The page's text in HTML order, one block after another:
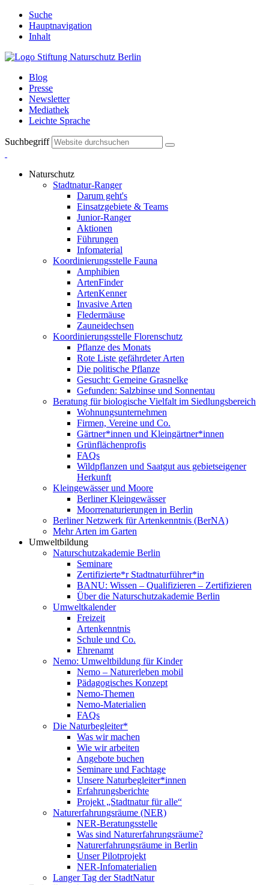
Suche
Hauptnavigation
Inhalt
Blog
Presse
Newsletter
Mediathek
Leichte Sprache
Suchbegriff
Naturschutz
Stadtnatur-Ranger
Darum geht's
Einsatzgebiete & Teams
Junior-Ranger
Aktionen
Führungen
Infomaterial
Koordinierungsstelle Fauna
Amphibien
ArtenFinder
ArtenKenner
Invasive Arten
Fledermäuse
Zauneidechsen
Koordinierungsstelle Florenschutz
Pflanze des Monats
Rote Liste gefährdeter Arten
Die politische Pflanze
Gesucht: Gemeine Grasnelke
Gefunden: Salzbinse und Sonnentau
Beratung für biologische Vielfalt im Siedlungsbereich
Wohnungsunternehmen
Firmen, Vereine und Co.
Gärtner*innen und Kleingärtner*innen
Grünflächenprofis
FAQs
Wildpflanzen und Saatgut aus gebietseigener
Herkunft
Kleingewässer und Moore
Berliner Kleingewässer
Moorrenaturierungen in Berlin
Berliner Netzwerk für Artenkenntnis (BerNA)
Mehr Arten im Garten
Umweltbildung
Naturschutzakademie Berlin
Seminare
Zertifizierte*r Stadtnaturführer*in
BANU: Wissen – Qualifizieren – Zertifizieren
Über die Naturschutzakademie Berlin
Umweltkalender
Freizeit
Artenkenntnis
Schule und Co.
Ehrenamt
Nemo: Umweltbildung für Kinder
Nemo – Naturerleben mobil
Pädagogisches Konzept
Nemo-Themen
Nemo-Materialien
FAQs
Die Naturbegleiter*
Was wir machen
Wie wir arbeiten
Angebote buchen
Seminare und Fachtage
Unsere Naturbegleiter*innen
Erfahrungsberichte
Projekt „Stadtnatur für alle“
Naturerfahrungsräume (NER)
NER-Beratungsstelle
Was sind Naturerfahrungsräume?
Naturerfahrungsräume in Berlin
Unser Pilotprojekt
NER-Infomaterialien
Langer Tag der StadtNatur